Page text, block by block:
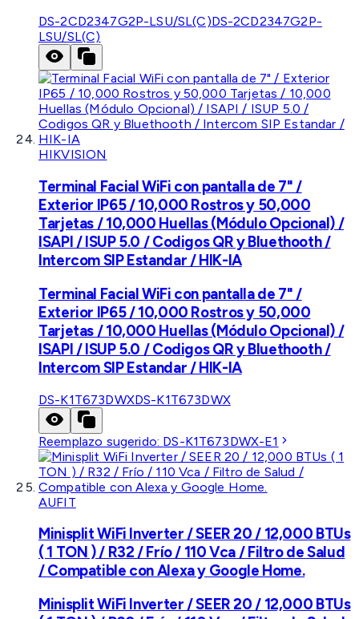
DS-2CD2347G2P-LSU/SL(C)DS-2CD2347G2P-
LSU/SL(C)
HIKVISION
Terminal Facial WiFi con pantalla de 7" /
Exterior IP65 / 10,000 Rostros y 50,000
Tarjetas / 10,000 Huellas (Módulo Opcional) /
ISAPI / ISUP 5.0 / Codigos QR y Bluethooth /
Intercom SIP Estandar / HIK-IA
Terminal Facial WiFi con pantalla de 7" /
Exterior IP65 / 10,000 Rostros y 50,000
Tarjetas / 10,000 Huellas (Módulo Opcional) /
ISAPI / ISUP 5.0 / Codigos QR y Bluethooth /
Intercom SIP Estandar / HIK-IA
DS-K1T673DWXDS-K1T673DWX
Reemplazo sugerido: DS-K1T673DWX-E1
AUFIT
Minisplit WiFi Inverter / SEER 20 / 12,000 BTUs
( 1 TON ) / R32 / Frío / 110 Vca / Filtro de Salud
/ Compatible con Alexa y Google Home.
Minisplit WiFi Inverter / SEER 20 / 12,000 BTUs